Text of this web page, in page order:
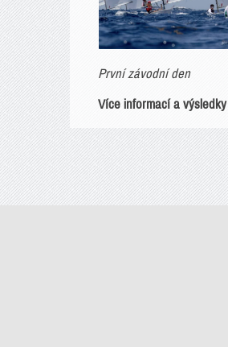
První závodní den
Více informací a výsledky